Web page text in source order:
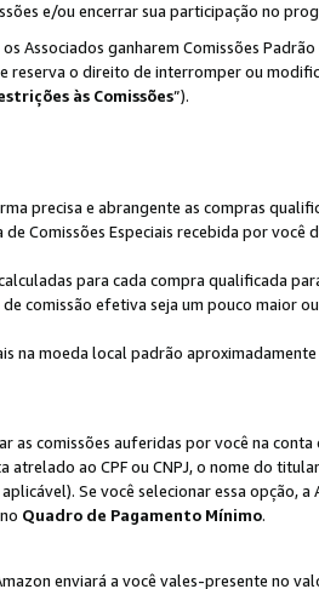
e/ou encerrar sua participação no
ganharem Comissões
reserva o direito de interromper ou
às Comissões”).
precisa e abrangente as compras
Comissões Especiais recebida por você
para cada compra qualificada
comissão efetiva seja um pouco maior
na moeda local padrão
as comissões auferidas por você na
atrelado ao CPF ou CNPJ, o nome do
Se você selecionar essa opção,
Quadro de Pagamento Mínimo.
enviará a você vales-presente no